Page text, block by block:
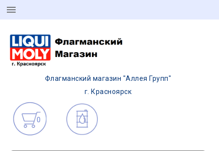
Флагманский магазин "Аллея Групп"
г. Красноярск
0